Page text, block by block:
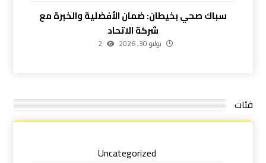
سباك صحي بخيطان: ضمان الأفضلية والخبرة مع
شركة الاتحاد
يوليو 30, 2026 2
فئات
Uncategorized